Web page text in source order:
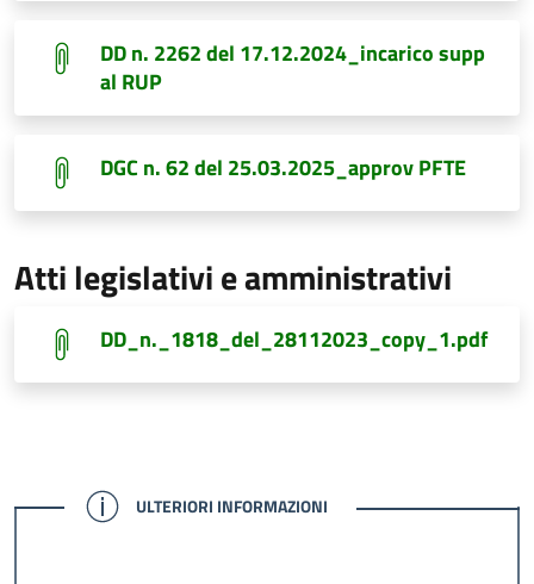
DD n. 2262 del 17.12.2024_incarico supp
al RUP
DGC n. 62 del 25.03.2025_approv PFTE
Atti legislativi e amministrativi
DD_n._1818_del_28112023_copy_1.pdf
CONFERMATO
ULTERIORI INFORMAZIONI